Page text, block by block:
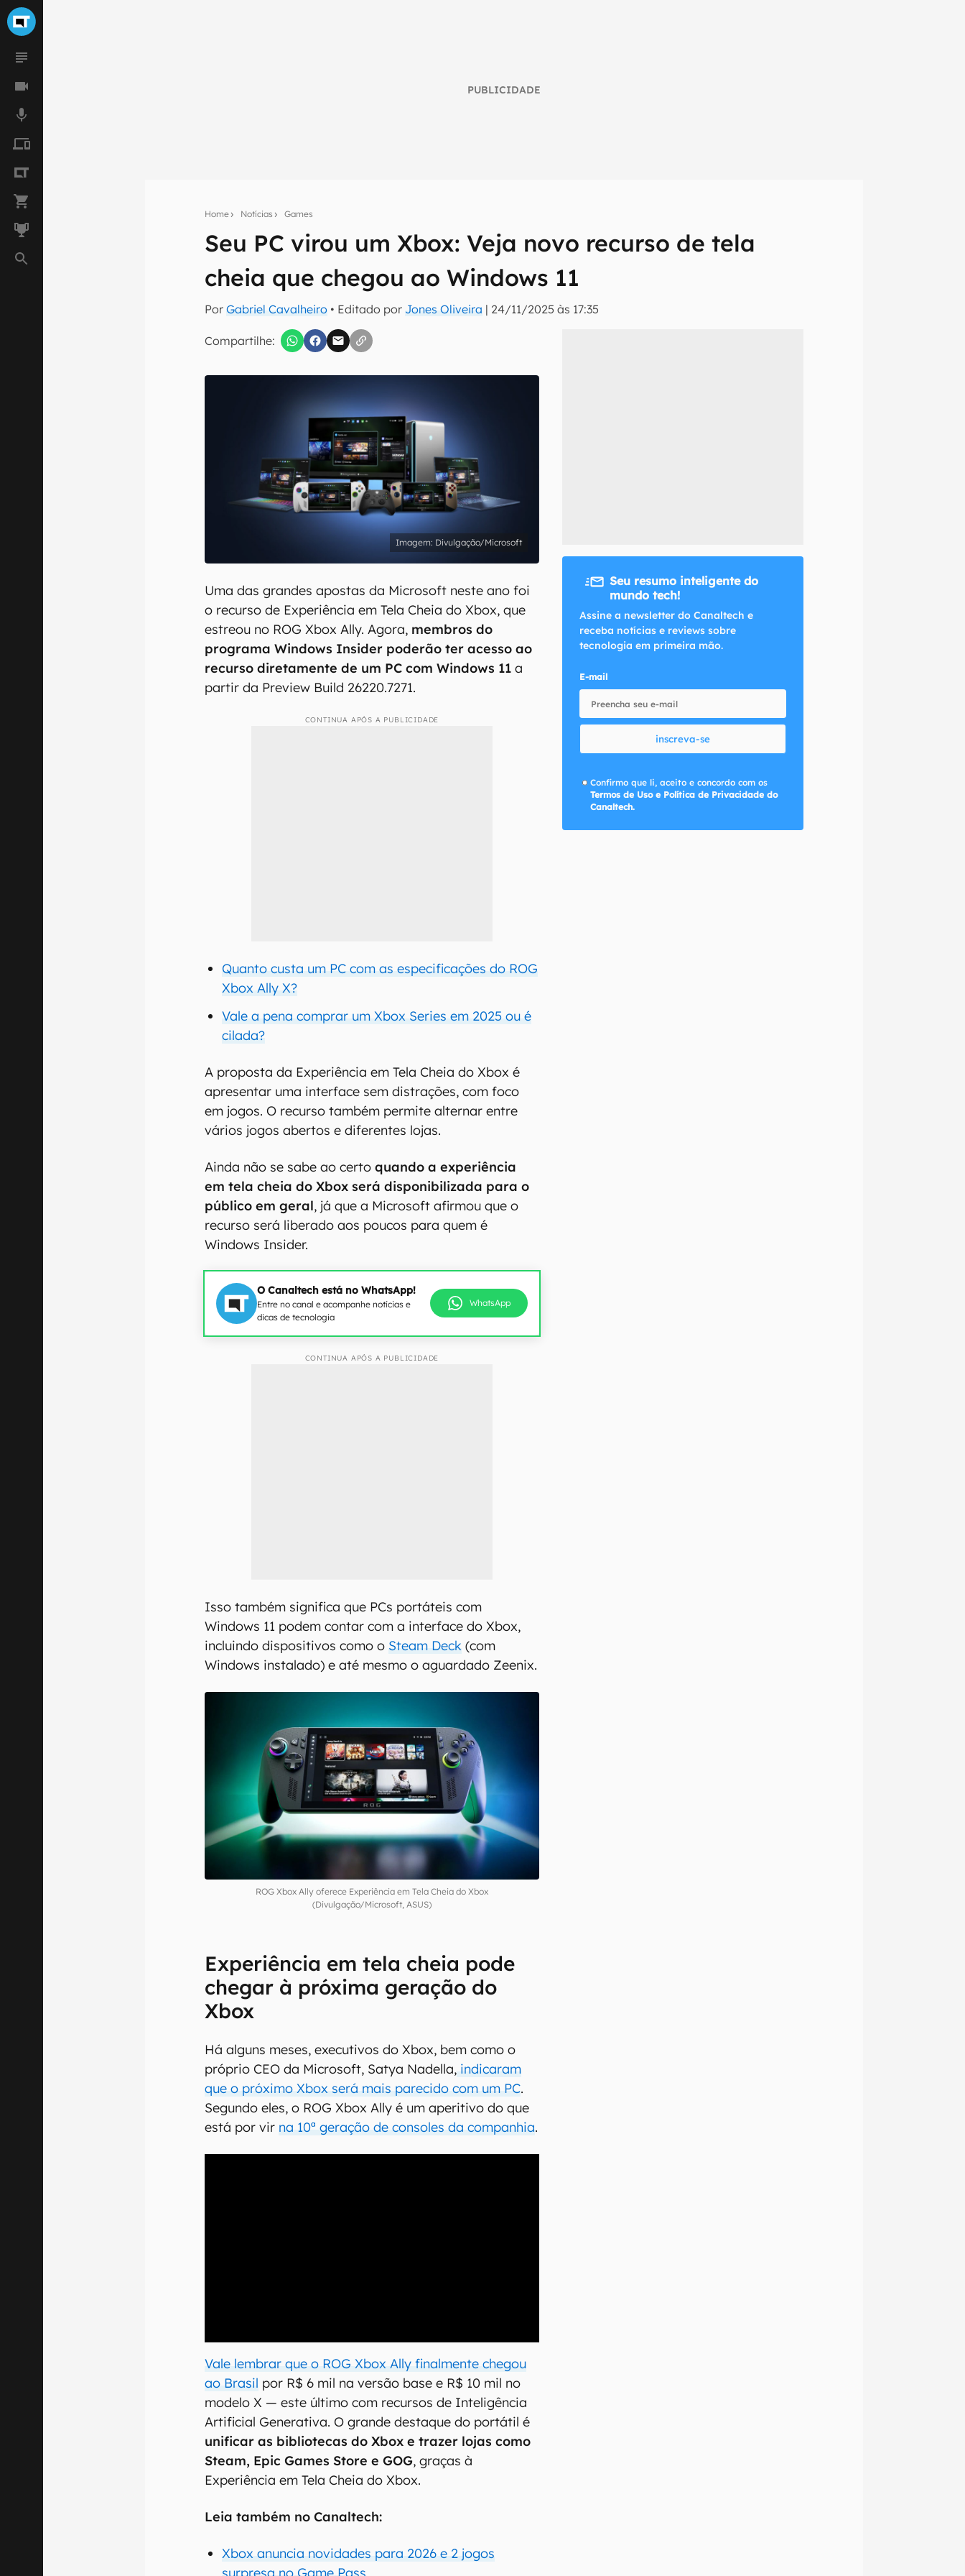
PUBLICIDADE
Home Notícias Games
Seu PC virou um Xbox: Veja novo recurso de tela
cheia que chegou ao Windows 11
PorGabriel Cavalheiro • Editado por Jones Oliveira | 24/11/2025 às 17:35
Compartilhe:
Seu resumo inteligente do mundo tech!
Assine a newsletter do Canaltech e receba notícias e reviews sobre tecnologia em primeira
mão.
E-mail
inscreva-se
Confirmo que li, aceito e concordo com os
Divulgação/Microsoft
Uma das grandes apostas da Microsoft neste ano foi
o recurso de Experiência em Tela Cheia do Xbox, que
estreou no ROG Xbox Ally. Agora, membros do
programa Windows Insider poderão ter acesso ao
recurso diretamente de um PC com Windows 11 a
partir da Preview Build 26220.7271.
CONTINUA APÓS A PUBLICIDADE
Quanto custa um PC com as especificações do ROG
Xbox Ally X?
Vale a pena comprar um Xbox Series em 2025 ou é
cilada?
A proposta da Experiência em Tela Cheia do Xbox é
apresentar uma interface sem distrações, com foco
em jogos. O recurso também permite alternar entre
vários jogos abertos e diferentes lojas.
Ainda não se sabe ao certoquando a experiência
em tela cheia do Xbox será disponibilizada para o
público em geral, já que a Microsoft afirmou que o
recurso será liberado aos poucos para quem é
Windows Insider.
O Canaltech está no WhatsApp!
Entre no canal e acompanhe notícias e
dicas de tecnologia
WhatsApp
CONTINUA APÓS A PUBLICIDADE
Isso também significa que PCs portáteis com
Windows 11 podem contar com a interface do Xbox,
incluindo dispositivos como o Steam Deck (com
Windows instalado) e até mesmo o aguardado Zeenix.
ROG Xbox Ally oferece Experiência em Tela Cheia do Xbox
(Divulgação/Microsoft, ASUS)
Experiência em tela cheia pode
chegar à próxima geração do
Xbox
Há alguns meses, executivos do Xbox, bem como o
próprio CEO da Microsoft, Satya Nadella, indicaram
que o próximo Xbox será mais parecido com um PC.
Segundo eles, o ROG Xbox Ally é um aperitivo do que
está por vir na 10ª geração de consoles da companhia.
Vale lembrar que o ROG Xbox Ally finalmente chegou
ao Brasil por R$ 6 mil na versão base e R$ 10 mil no
modelo X — este último com recursos de Inteligência
Artificial Generativa. O grande destaque do portátil é
unificar as bibliotecas do Xbox e trazer lojas como
Steam, Epic Games Store e GOG, graças à
Experiência em Tela Cheia do Xbox.
Leia também no Canaltech:
Xbox anuncia novidades para 2026 e 2 jogos
Seu resumo inteligente do
mundo tech!
Assine a newsletter do Canaltech e
receba notícias e reviews sobre
tecnologia em primeira mão.
E-mail
inscreva-se
Confirmo que li, aceito e concordo com os
Termos de Uso e Política de Privacidade do
Canaltech.